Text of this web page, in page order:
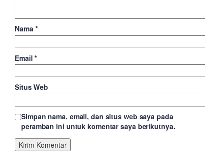
Nama *
Email*
Situs Web
Simpan nama, email, dan situs web saya pada
peramban ini untuk komentar saya berikutnya.